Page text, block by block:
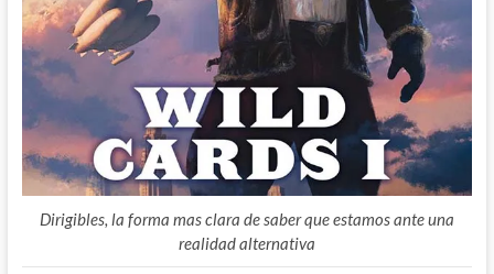
Dirigibles, la forma mas clara de saber que estamos ante una
realidad alternativa